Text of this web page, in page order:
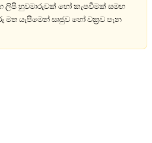
ලිපි හුවමාරුවක් හෝ කැපවීමක් සමඟ
යැපීමෙන් සෘජුව හෝ වක්‍රව පැන